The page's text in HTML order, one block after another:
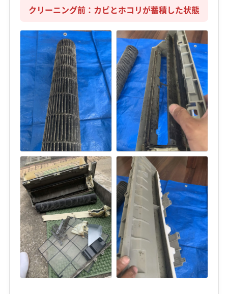
クリーニング前：カビとホコリが蓄積した状態